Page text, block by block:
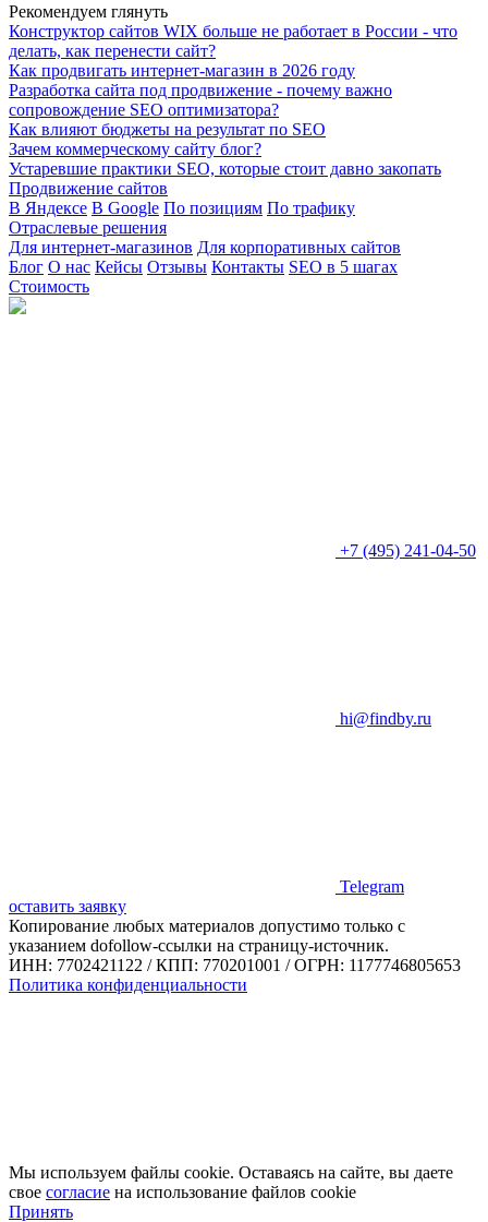
Рекомендуем глянуть
Конструктор сайтов WIX больше не работает в России - что
делать, как перенести сайт?
Как продвигать интернет-магазин в 2026 году
Разработка сайта под продвижение - почему важно
сопровождение SEO оптимизатора?
Как влияют бюджеты на результат по SEO
Зачем коммерческому сайту блог?
Устаревшие практики SEO, которые стоит давно закопать
Продвижение сайтов
В Яндексе В Google По позициям По трафику
Отраслевые решения
Для интернет-магазинов Для корпоративных сайтов
Блог О нас Кейсы Отзывы Контакты SEO в 5 шагах
Стоимость
+7 (495) 241-04-50
hi@findby.ru
Telegram
оставить заявку
Копирование любых материалов допустимо только с
указанием dofollow-ссылки на страницу-источник.
ИНН: 7702421122 / КПП: 770201001 / ОГРН: 1177746805653
Политика конфиденциальности
Мы используем файлы cookie. Оставаясь на сайте, вы даете
свое согласие на использование файлов cookie
Принять